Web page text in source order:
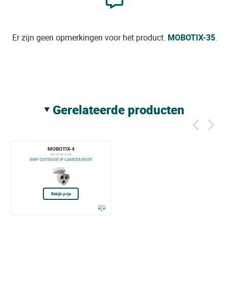
Er zijn geen opmerkingen voor het product. MOBOTIX-35.
gerelateerde producten
MOBOTIX-4
MX-M73A-RJ45
8MP OUTDOOR IP CAMERA BODY
Bekijk prijs